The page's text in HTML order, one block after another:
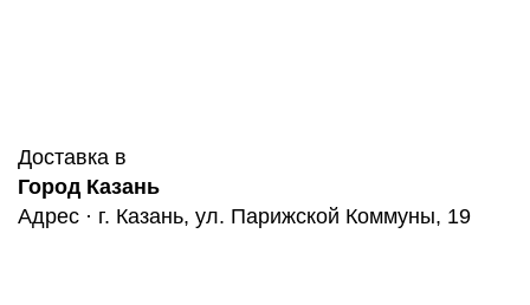
Доставка в
Город Казань
Адрес · г. Казань, ул. Парижской Коммуны, 19